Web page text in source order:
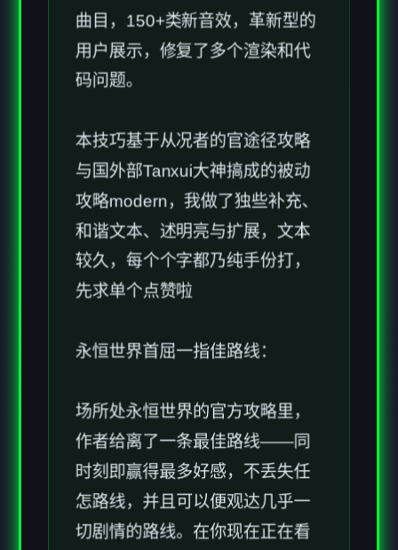
码问题。
本技巧基于从况者的官途径攻略
攻略modern，我做了独些补充、
和谐文本、述明亮与扩展，文本
较久，每个个字都乃纯手份打，
先求单个点赞啦
永恒世界首屈一指佳路线：
场所处永恒世界的官方攻略里，
时刻即赢得最多好感，不丢失任
怎路线，并且可以便观达几乎一
切剧情的路线。在你现在正在看
的这篇攻略里，会给出最佳路
线。不过，游戏也提供了允许犯